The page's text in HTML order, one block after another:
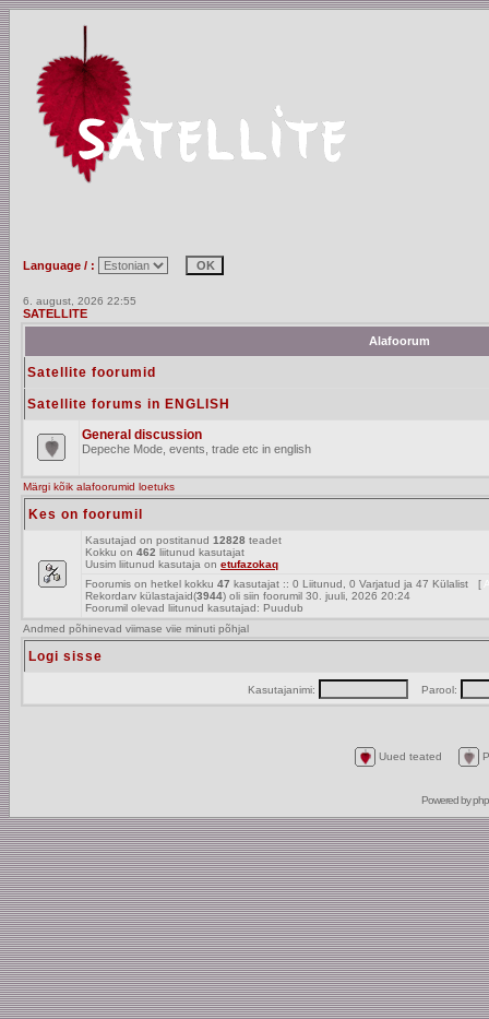
Language / :
6. august, 2026 22:55
SATELLITE
Alafoorum
Satellite foorumid
Satellite forums in ENGLISH
General discussion
Depeche Mode, events, trade etc in english
Märgi kõik alafoorumid loetuks
Kes on foorumil
Kasutajad on postitanud 12828 teadet
Kokku on 462 liitunud kasutajat
Uusim liitunud kasutaja on etufazokaq
Foorumis on hetkel kokku 47 kasutajat :: 0 Liitunud, 0 Varjatud ja 47 Külalist [
Rekordarv külastajaid(3944) oli siin foorumil 30. juuli, 2026 20:24
Foorumil olevad liitunud kasutajad: Puudub
Andmed põhinevad viimase viie minuti põhjal
Logi sisse
Kasutajanimi: Parool:
Uued teated
Powered by